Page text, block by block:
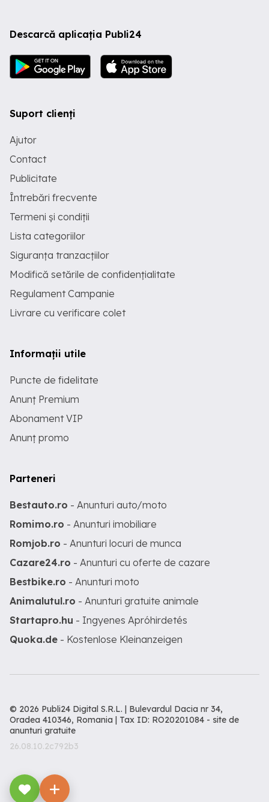
Descarcă aplicația Publi24
Suport clienți
Ajutor
Contact
Publicitate
Întrebări frecvente
Termeni și condiții
Lista categoriilor
Siguranța tranzacțiilor
Modifică setările de confidențialitate
Regulament Campanie
Livrare cu verificare colet
Informații utile
Puncte de fidelitate
Anunț Premium
Abonament VIP
Anunț promo
Parteneri
Bestauto.ro - Anunturi auto/moto
Romimo.ro - Anunturi imobiliare
Romjob.ro - Anunturi locuri de munca
Cazare24.ro - Anunturi cu oferte de cazare
Bestbike.ro - Anunturi moto
Animalutul.ro - Anunturi gratuite animale
Startapro.hu - Ingyenes Apróhirdetés
Quoka.de - Kostenlose Kleinanzeigen
© 2026 Publi24 Digital S.R.L. | Bulevardul Dacia nr 34,
Oradea 410346, Romania | Tax ID: RO20201084 - site de
anunturi gratuite
26.08.10.2c792b3